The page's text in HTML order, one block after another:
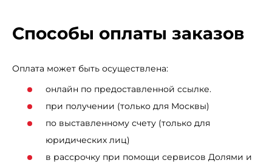
функциональное решение для тех, кто стремится
домашних условиях. Ключевые преимущества
Способы оплаты заказов
Оплата может быть осуществлена:
онлайн по предоставленной ссылке.
при получении (только для Москвы)
по выставленному счету (только для
юридических лиц)
в рассрочку при помощи сервисов Долями и